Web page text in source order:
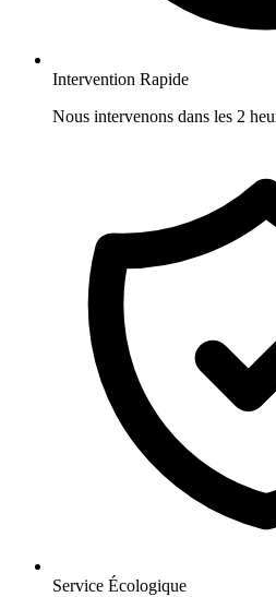
Intervention Rapide
Nous intervenons dans les 2
Service Écologique